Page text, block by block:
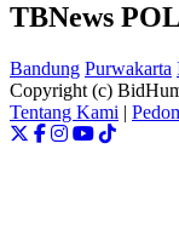
TBNews
Bandung Purwakarta
Copyright (c)
Tentang Kami |